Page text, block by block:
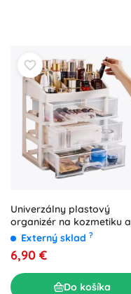
Univerzálny plastový
organizér na kozmetiku a
doplnky s 3 zásuvkami
Externý sklad ?
6,90 €
Do košíka